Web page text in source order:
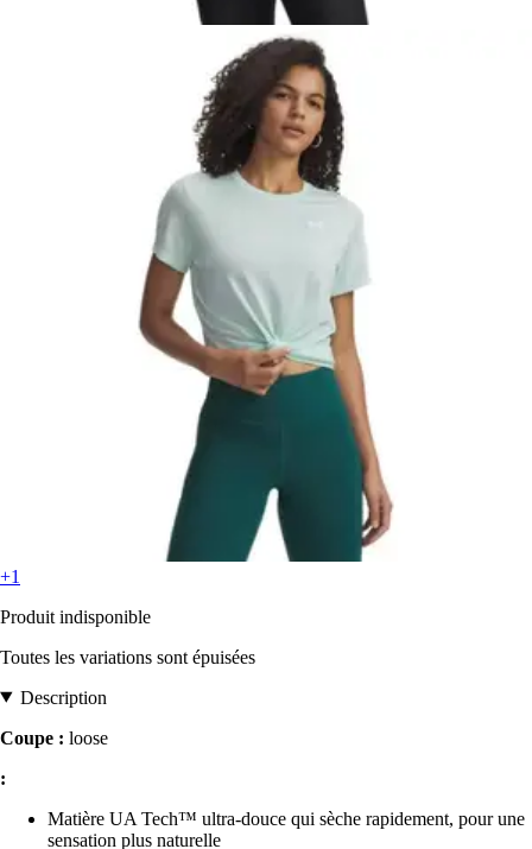
+1
Produit indisponible
Toutes les variations sont épuisées
Description
Coupe : loose
:
Matière UA Tech™ ultra-douce qui sèche rapidement, pour une
sensation plus naturelle